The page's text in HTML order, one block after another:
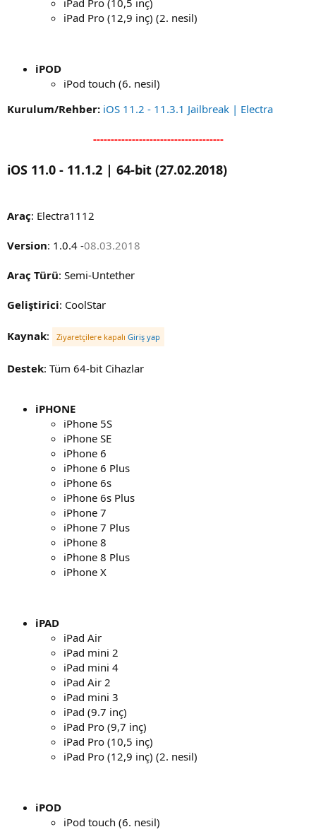
iPad Pro (12,9 inç) (2. nesil)
iPOD
iPod touch (6. nesil)
Kurulum/Rehber: iOS 11.2 - 11.3.1 Jailbreak | Electra
-------------------------------------
iOS 11.0 - 11.1.2 | 64-bit (27.02.2018)
Araç: Electra1112
Version: 1.0.4 -08.03.2018
Araç Türü: Semi-Untether
Geliştirici: CoolStar
Kaynak: Ziyaretçilere kapalı Giriş yap
Destek: Tüm 64-bit Cihazlar
iPHONE
iPhone 5S
iPhone SE
iPhone 6
iPhone 6 Plus
iPhone 6s
iPhone 6s Plus
iPhone 7
iPhone 7 Plus
iPhone 8
iPhone 8 Plus
iPhone X
iPAD
iPad Air
iPad mini 2
iPad mini 4
iPad Air 2
iPad mini 3
iPad (9.7 inç)
iPad Pro (9,7 inç)
iPad Pro (10,5 inç)
iPad Pro (12,9 inç) (2. nesil)
iPOD
iPod touch (6. nesil)